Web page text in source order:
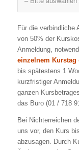
Für die verbindliche
von 50% der
Anmeldung,
einzelnem Kurstag
bis spätestens 1
kurzfristiger
ganzen
das Büro (01 / 718
Bei Nichterreichen
uns vor, den Kurs
abzusagen. Durch